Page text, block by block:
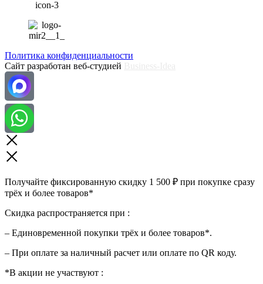
Политика конфиденциальности
Сайт разработан веб-студией
Получайте фиксированную скидку 1 500 ₽ при покупке сразу
трёх и более товаров*
Скидка распространяется при :
– Единовременной покупки трёх и более товаров*.
– При оплате за наличный расчет или оплате по QR коду.
*В акции не участвуют :